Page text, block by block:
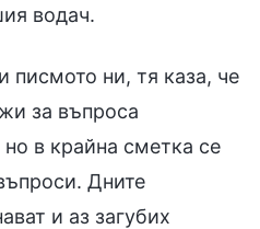
водач.
писмото ни, тя каза, че
за въпроса
в крайна сметка се
Дните
и аз загубих